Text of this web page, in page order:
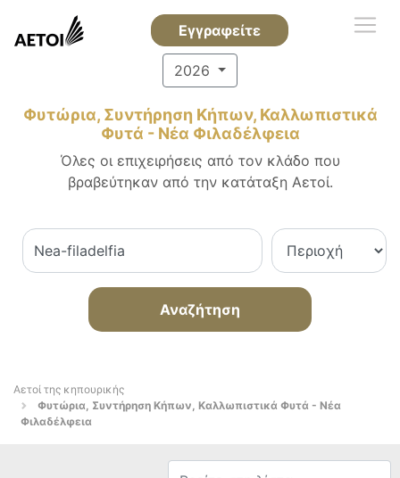
Εγγραφείτε
2026
Φυτώρια, Συντήρηση Κήπων, Καλλωπιστικά
Φυτά - Νέα Φιλαδέλφεια
Όλες οι επιχειρήσεις από τον κλάδο που
βραβεύτηκαν από την κατάταξη Αετοί.
Αναζήτηση
Αετοί της κηπουρικής
Φυτώρια, Συντήρηση Κήπων, Καλλωπιστικά Φυτά - Νέα
Φιλαδέλφεια